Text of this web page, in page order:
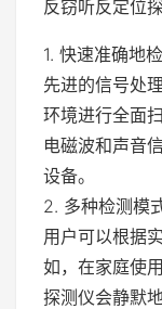
反窃听反定位
1. 快速准确地
先进的信号处
环境进行全面
电磁波和声音
设备。
2. 多种检测模
用户可以根据
如，在家庭使
探测仪会静默